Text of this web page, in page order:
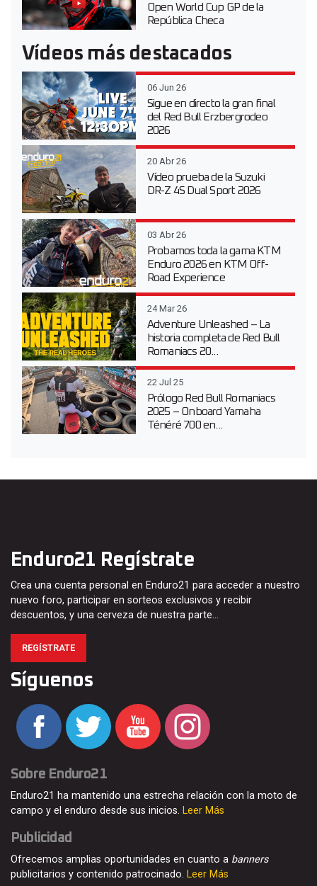
Open World Cup GP de la
República Checa
Vídeos más destacados
06 Jun 26
Sigue en directo la gran final
del Red Bull Erzbergrodeo
2026
20 Abr 26
Vídeo prueba de la Suzuki
DR-Z 4S Dual Sport 2026
03 Abr 26
Probamos toda la gama KTM
Enduro 2026 en KTM Off-
Road Experience
24 Mar 26
Adventure Unleashed – La
historia completa de Red Bull
Romaniacs 20...
22 Jul 25
Prólogo Red Bull Romaniacs
2025 – Onboard Yamaha
Ténéré 700 en...
Enduro21 Regístrate
Crea una cuenta personal en Enduro21 para acceder a nuestro
nuevo foro, participar en sorteos exclusivos y recibir
descuentos, y una cerveza de nuestra parte…
REGÍSTRATE
Síguenos
Sobre Enduro21
Enduro21 ha mantenido una estrecha relación con la moto de
campo y el enduro desde sus inicios. Leer Más
Publicidad
Ofrecemos amplias oportunidades en cuanto a banners
publicitarios y contenido patrocinado. Leer Más